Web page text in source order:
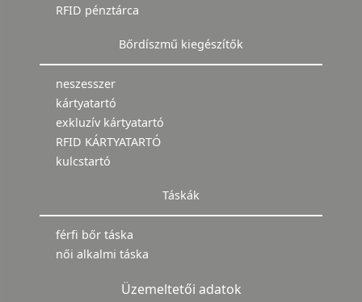
RFID pénztárca
Bőrdíszmű kiegészítők
neszesszer
kártyatartó
exkluzív kártyatartó
RFID KÁRTYATARTÓ
kulcstartó
Táskák
férfi bőr táska
női alkalmi táska
Üzemeltetői adatok